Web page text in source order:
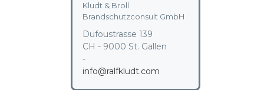
Kludt & Broll
Brandschutzconsult GmbH
Dufoustrasse 139
CH - 9000 St. Gallen
-
info@ralfkludt.com